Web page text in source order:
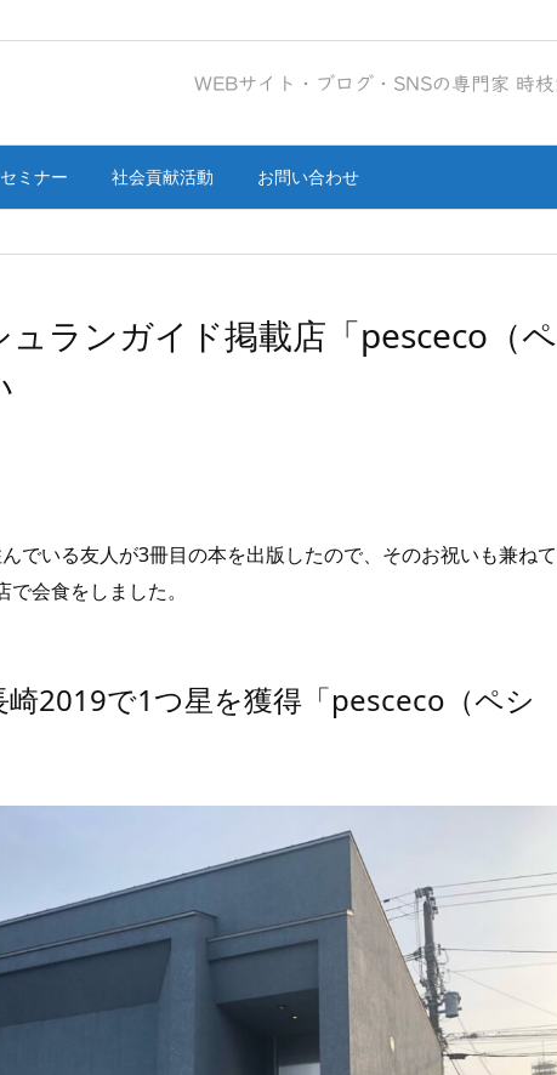
ミナー 社会貢献活動 お問い合わせ
ランガイド掲載店「pesceco（ペ
でいる友人が3冊目の本を出版したので、そのお祝いも兼ねて
会食をしました。
2019で1つ星を獲得「pesceco（ペシ